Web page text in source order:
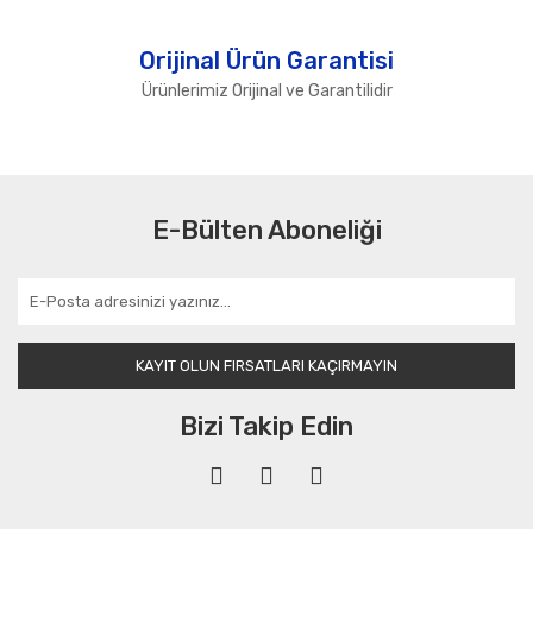
Orijinal Ürün Garantisi
Ürünlerimiz Orijinal ve Garantilidir
E-Bülten Aboneliği
KAYIT OLUN FIRSATLARI KAÇIRMAYIN
Bizi Takip Edin